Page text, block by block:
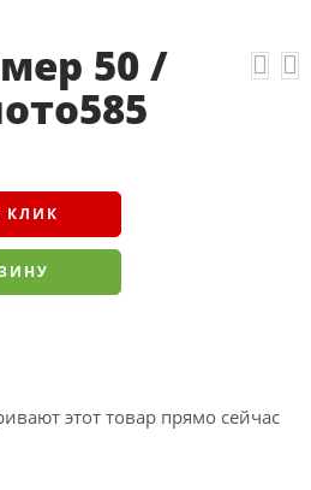
50 /
КЛИК
этот товар прямо сейчас